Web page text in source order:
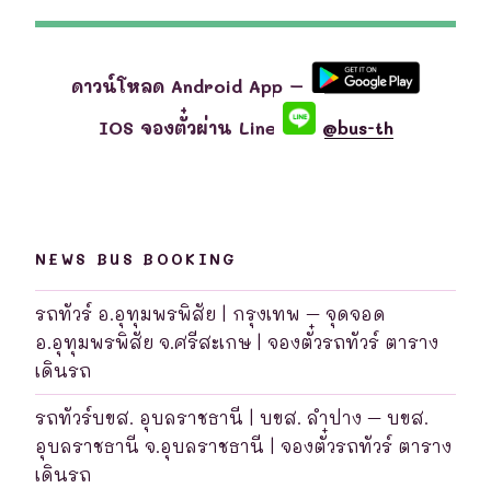
ดาวน์โหลด Android App –
IOS จองตั๋วผ่าน Line
@bus-th
NEWS BUS BOOKING
รถทัวร์ อ.อุทุมพรพิสัย | กรุงเทพ – จุดจอด
อ.อุทุมพรพิสัย จ.ศรีสะเกษ | จองตั๋วรถทัวร์ ตาราง
เดินรถ
รถทัวร์บขส. อุบลราชธานี | บขส. ลำปาง – บขส.
อุบลราชธานี จ.อุบลราชธานี | จองตั๋วรถทัวร์ ตาราง
เดินรถ